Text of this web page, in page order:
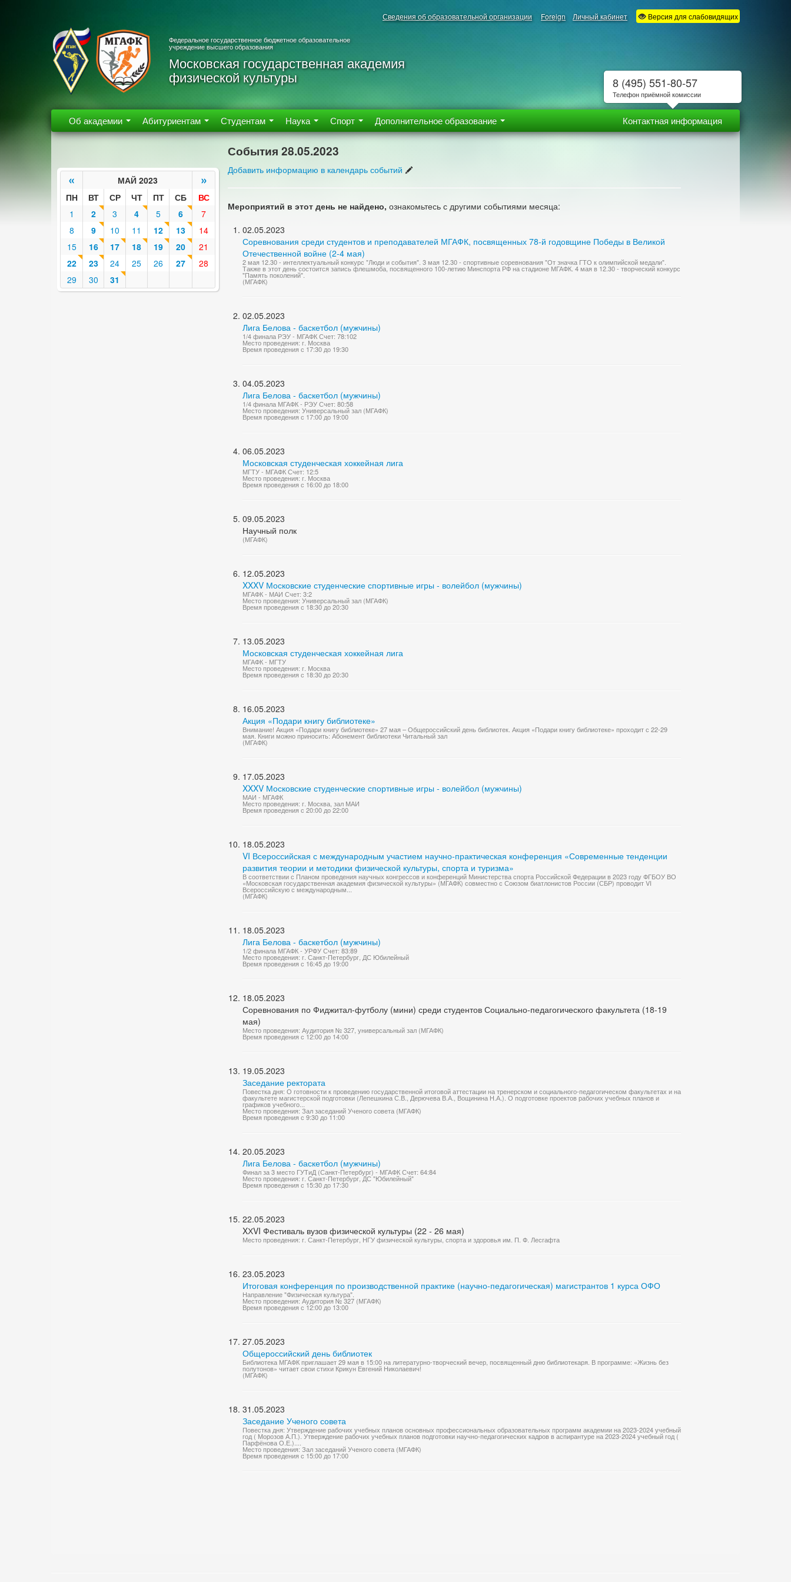
Сведения об образовательной организации Foreign Личный кабинет Версия для слабовидящих
Федеральное государственное бюджетное образовательное
учреждение высшего образования
Московская государственная академия
физической культуры
Об академии Абитуриентам Студентам Наука Спорт Дополнительное образование Контактная информация
« МАЙ 2023 »
ПН ВТ СР ЧТ ПТ СБ
ВС
1
2 3 4 5 6
7
8
9 10 11 12 13
14
15
16 17 18 19 20
21
22
23 24 25 26 27
28
29
30 31
События 28.05.2023
Добавить информацию в календарь событий
Мероприятий в этот день не найдено, ознакомьтесь с другими событиями месяца:
02.05.2023
Соревнования среди студентов и преподавателей МГАФК, посвященных 78-й годовщине Победы в Великой
Отечественной войне (2-4 мая)
2 мая 12.30 - интеллектуальный конкурс "Люди и события". 3 мая 12.30 - спортивные соревнования "От значка ГТО к олимпийской медали".
Также в этот день состоится запись флешмоба, посвященного 100-летию Минспорта РФ на стадионе МГАФК. 4 мая в 12.30 - творческий конкурс
"Память поколений".
(МГАФК)
02.05.2023
Лига Белова - баскетбол (мужчины)
1/4 финала РЭУ - МГАФК Счет: 78:102
Место проведения: г. Москва
Время проведения с 17:30 до 19:30
04.05.2023
Лига Белова - баскетбол (мужчины)
1/4 финала МГАФК - РЭУ Счет: 80:58
Место проведения: Универсальный зал (МГАФК)
Время проведения с 17:00 до 19:00
06.05.2023
Московская студенческая хоккейная лига
МГТУ - МГАФК Счет: 12:5
Место проведения: г. Москва
Время проведения с 16:00 до 18:00
09.05.2023
Научный полк
(МГАФК)
12.05.2023
XXXV Московские студенческие спортивные игры - волейбол (мужчины)
МГАФК - МАИ Счет: 3:2
Место проведения: Универсальный зал (МГАФК)
Время проведения с 18:30 до 20:30
13.05.2023
Московская студенческая хоккейная лига
МГАФК - МГТУ
Место проведения: г. Москва
Время проведения с 18:30 до 20:30
16.05.2023
Акция «Подари книгу библиотеке»
Внимание! Акция «Подари книгу библиотеке» 27 мая – Общероссийский день библиотек. Акция «Подари книгу библиотеке» проходит с 22-29
мая. Книги можно приносить: Абонемент библиотеки Читальный зал
(МГАФК)
17.05.2023
XXXV Московские студенческие спортивные игры - волейбол (мужчины)
МАИ - МГАФК
Место проведения: г. Москва, зал МАИ
Время проведения с 20:00 до 22:00
18.05.2023
VI Всероссийская с международным участием научно-практическая конференция «Современные тенденции
развития теории и методики физической культуры, спорта и туризма»
В соответствии с Планом проведения научных конгрессов и конференций Министерства спорта Российской Федерации в 2023 году ФГБОУ ВО
«Московская государственная академия физической культуры» (МГАФК) совместно с Союзом биатлонистов России (СБР) проводит VI
Всероссийскую с международным...
(МГАФК)
18.05.2023
Лига Белова - баскетбол (мужчины)
1/2 финала МГАФК - УРФУ Счет: 83:89
Место проведения: г. Санкт-Петербург, ДС Юбилейный
Время проведения с 16:45 до 19:00
18.05.2023
Соревнования по Фиджитал-футболу (мини) среди студентов Социально-педагогического факультета (18-19
мая)
Место проведения: Аудитория № 327, универсальный зал (МГАФК)
Время проведения с 12:00 до 14:00
19.05.2023
Заседание ректората
Повестка дня: О готовности к проведению государственной итоговой аттестации на тренерском и социального-педагогическом факультетах и на
факультете магистерской подготовки (Лепешкина С.В., Дерючева В.А., Вощинина Н.А.). О подготовке проектов рабочих учебных планов и
графиков учебного...
Место проведения: Зал заседаний Ученого совета (МГАФК)
Время проведения с 9:30 до 11:00
20.05.2023
Лига Белова - баскетбол (мужчины)
Финал за 3 место ГУТиД (Санкт-Петербург) - МГАФК Счет: 64:84
Место проведения: г. Санкт-Петербург, ДС "Юбилейный"
Время проведения с 15:30 до 17:30
22.05.2023
XХVI Фестиваль вузов физической культуры (22 - 26 мая)
Место проведения: г. Санкт-Петербург, НГУ физической культуры, спорта и здоровья им. П. Ф. Лесгафта
23.05.2023
Итоговая конференция по производственной практике (научно-педагогическая) магистрантов 1 курса ОФО
Направление "Физическая культура".
Место проведения: Аудитория № 327 (МГАФК)
Время проведения с 12:00 до 13:00
27.05.2023
Общероссийский день библиотек
Библиотека МГАФК приглашает 29 мая в 15:00 на литературно-творческий вечер, посвященный дню библиотекаря. В программе: «Жизнь без
полутонов» читает свои стихи Крикун Евгений Николаевич!
(МГАФК)
31.05.2023
Заседание Ученого совета
Повестка дня: Утверждение рабочих учебных планов основных профессиональных образовательных программ академии на 2023-2024 учебный
год ( Морозов А.П.). Утверждение рабочих учебных планов подготовки научно-педагогических кадров в аспирантуре на 2023-2024 учебный год (
Парфёнова О.Е.)....
Место проведения: Зал заседаний Ученого совета (МГАФК)
Время проведения с 15:00 до 17:00
8 (495) 551-80-57
Телефон приёмной комиссии